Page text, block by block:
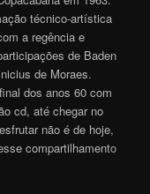
técnico-artística
a regência e
de Baden
de Moraes.
dos anos 60 com
cd, até chegar no
não é de hoje,
compartilhamento